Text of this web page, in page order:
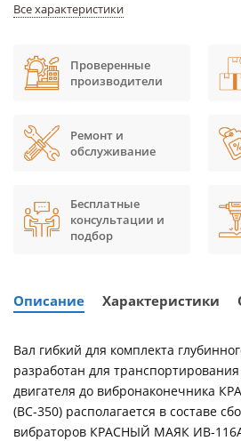
Все характеристики
Проверенные
производители
Ремонт и
обслуживание
Бесплатные
консультации и
подбор
Описание Характеристики
Вал гибкий для комплекта
разработан для
двигателя до вибронаконечника
(ВС-350) располагается в составе
вибраторов КРАСНЫЙ МАЯК ИВ-